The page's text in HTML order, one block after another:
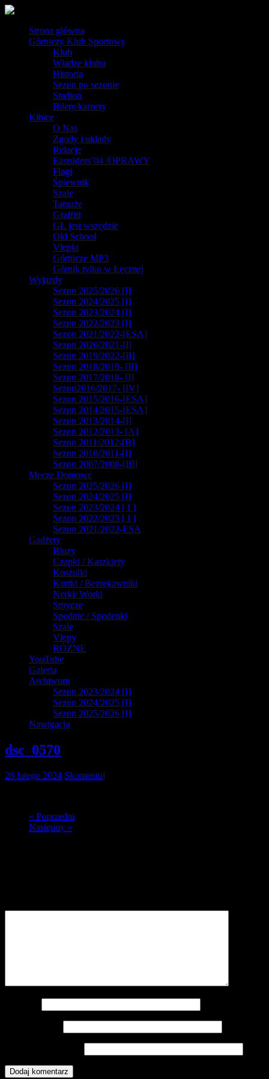
Strona główna
Górniczy Klub Sportowy
Klub
Władze klubu
Historia
Sezon po sezonie
Stadion
Bilety/karnety
Kibice
O Nas
Zgody i układy
Relacje
Eastsiders’04 /OPRAWY
Flagi
Śpiewnik
Szale
Tatuaże
Graffiti
GŁ jest wszędzie
Old School
Vlepki
Górnicze MP3
Górnik tylko w Łęcznej
Wyjazdy
Sezon 2025/2026 [I]
Sezon 2024/2025 [I]
Sezon 2023/2024 [I]
Sezon 2022/2023 [I]
Sezon 2021/2022-[ESA]
Sezon 2020/2021-[I]
Sezon 2019/2022-[II]
Sezon 2018/2019- [II]
Sezon 2017/2018- [I]
Sezon2016/2017- [IV]
Sezon 2015/2016-[ESA]
Sezon 2014/2015-[ESA]
Sezon 2013/2014-[I]
Sezon 2012/2013- [A]
Sezon 2011/2012-[B]
Sezon 2010/2011-[I]
Sezon 2007/2008-[III]
Mecze Domowe
Sezon 2025/2026 [I]
Sezon 2024/2025 [I]
Sezon 2023/2024 [ I ]
Sezon 2022/2023 [ I ]
Sezon 2021/2022-ESA
Gadżety
Bluzy
Czapki / Kaszkiety
Koszulki
Kurtki / Bezrękawniki
Nerki/ Worki
Smycze
Spodnie / Spodenki
Szale
Vlepy
RÓZNE
YouTube
Galeria
Archiwum
Sezon 2023/2024 [I]
Sezon 2024/2025 [I]
Sezon 2025/2026 [I]
Nawigacja
dsc_0570
26 lutego 2024 Skomentuj
« Poprzedni
Następny »